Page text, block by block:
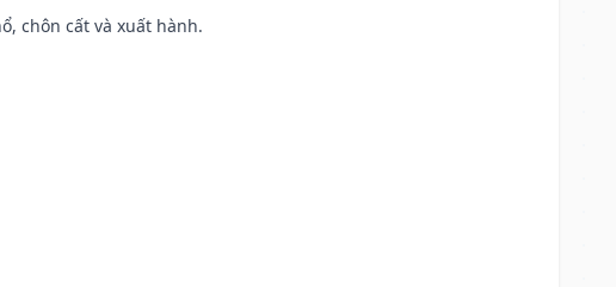
chôn cất và xuất hành.